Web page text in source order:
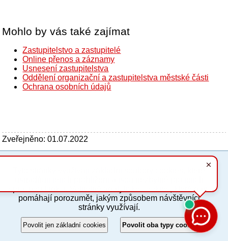
Mohlo by vás také zajímat
Zastupitelstvo a zastupitelé
Online přenos a záznamy
Usnesení zastupitelstva
Oddělení organizační a zastupitelstva městské části
Ochrana osobních údajů
Zveřejněno: 01.07.2022
Povinné a praktické informace
© 2012–2019 MČ Praha 8
správnou funkci. Volitelně analytické cookies, které nám
pomáhají porozumět, jakým způsobem návštěvníci
stránky využívají.
Povolit jen základní cookies Povolit oba typy cookies